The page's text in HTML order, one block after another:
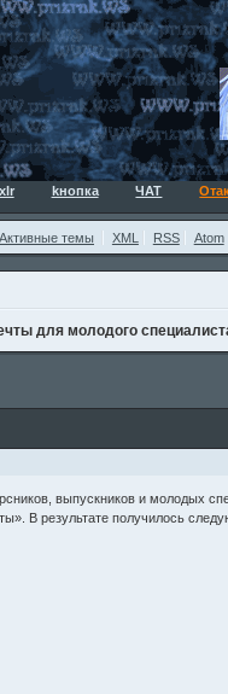
kнопка ЧАТ
Активные темы XML RSS Atom
для молодого
выпускников и молодых
В результате получилось